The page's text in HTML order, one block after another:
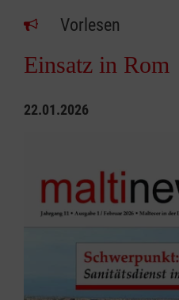
Vorlesen
Einsatz in Rom
22.01.2026